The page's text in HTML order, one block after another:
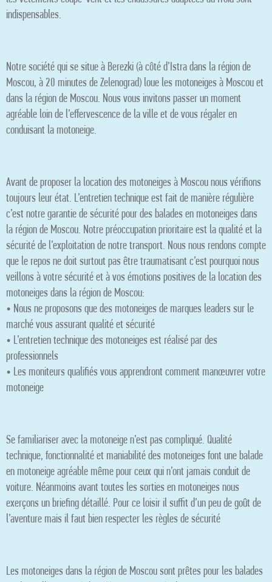
indispensables.
Notre société qui se situe à Berezki (à côté d’Istra dans la région de
Moscou, à 20 minutes de Zelenograd) loue les motoneiges à Moscou et
dans la région de Moscou. Nous vous invitons passer un moment
agréable loin de l’effervescence de la ville et de vous régaler en
conduisant la motoneige.
Avant de proposer la location des motoneiges à Moscou nous vérifions
toujours leur état. L’entretien technique est fait de manière régulière
c’est notre garantie de sécurité pour des balades en motoneiges dans
la région de Moscou. Notre préoccupation prioritaire est la qualité et la
sécurité de l’exploitation de notre transport. Nous nous rendons compte
que le repos ne doit surtout pas être traumatisant c’est pourquoi nous
veillons à votre sécurité et à vos émotions positives de la location des
motoneiges dans la région de Moscou:
• Nous ne proposons que des motoneiges de marques leaders sur le
marché vous assurant qualité et sécurité
• L’entretien technique des motoneiges est réalisé par des
professionnels
• Les moniteurs qualifiés vous apprendront comment manœuvrer votre
motoneige
Se familiariser avec la motoneige n’est pas compliqué. Qualité
technique, fonctionnalité et maniabilité des motoneiges font une balade
en motoneige agréable même pour ceux qui n’ont jamais conduit de
voiture. Néanmoins avant toutes les sorties en motoneiges nous
exerçons un briefing détaillé. Pour ce loisir il suffit d’un peu de goût de
l’aventure mais il faut bien respecter les règles de sécurité
Les motoneiges dans la région de Moscou sont prêtes pour les balades